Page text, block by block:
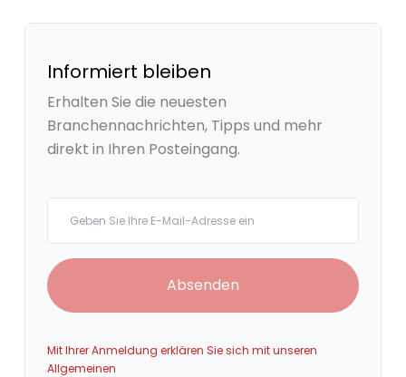
Informiert bleiben
Erhalten Sie die neuesten
Branchennachrichten, Tipps und mehr
direkt in Ihren Posteingang.
Absenden
Mit Ihrer Anmeldung erklären Sie sich mit unseren
Allgemeinen